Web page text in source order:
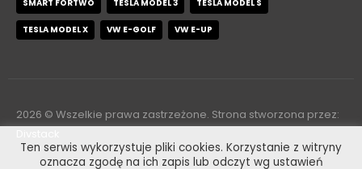
SMART FORTWO TESLA MODEL 3 TESLA MODEL S
TESLA MODEL X VW E-GOLF VW E-UP
2026 © Wszelkie prawa zastrzeżone. Strona stworzona przez:
Ten serwis wykorzystuje pliki cookies. Korzystanie z witryny
oznacza zgodę na ich zapis lub odczyt wg ustawień